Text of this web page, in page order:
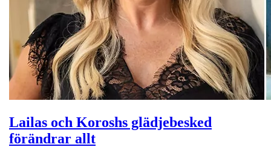
Lailas och Koroshs glädjebesked
förändrar allt